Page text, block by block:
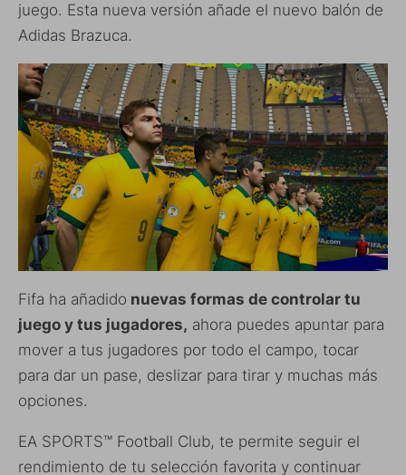
juego. Esta nueva versión añade el nuevo balón de
Adidas Brazuca.
Fifa ha añadido nuevas formas de controlar tu
juego y tus jugadores, ahora puedes apuntar para
mover a tus jugadores por todo el campo, tocar
para dar un pase, deslizar para tirar y muchas más
opciones.
EA SPORTS™ Football Club, te permite seguir el
rendimiento de tu selección favorita y continuar